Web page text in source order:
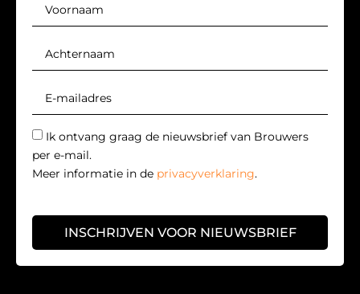
Ik ontvang graag de nieuwsbrief van Brouwers
per e-mail.
Meer informatie in de privacyverklaring.
INSCHRIJVEN VOOR NIEUWSBRIEF